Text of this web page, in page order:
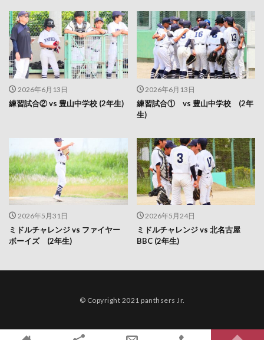
2026年6月13日
練習試合② vs 豊山中学校 (2年生)
2026年6月13日
練習試合① vs 豊山中学校 (2年
生)
2026年5月31日
ミドルチャレンジ vs ファイヤー
ボーイズ (2年生)
2026年5月24日
ミドルチャレンジ vs 北名古屋
BBC (2年生)
© Copyright 2021 panthsers Jr.